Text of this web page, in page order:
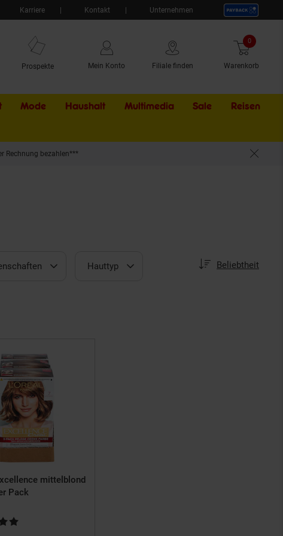
Karriere Kontakt Unternehmen
Prospekte Mein Konto Filiale finden Warenkorb
0 Artikel
Mode Haushalt Multimedia Sale Externer
Reisen
Rechnung bezahlen***
Hauttyp SortierungSortierung:
Beliebtheit
mittelblond
Pack
5 von 5 Sternen